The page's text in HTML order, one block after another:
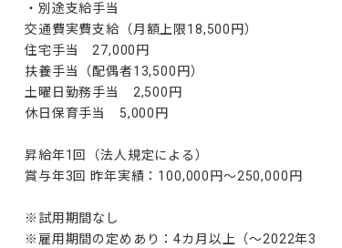
・別途支給手当
交通費実費支給（月額上限18,500円）
住宅手当　27,000円
扶養手当（配偶者13,500円）
土曜日勤務手当　2,500円
休日保育手当　5,000円
昇給年1回（法人規定による）
賞与年3回 昨年実績：100,000円～250,000円
※試用期間なし
※雇用期間の定めあり：4カ月以上（～2022年3